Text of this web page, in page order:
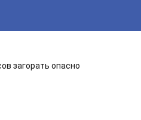
загорать опасно